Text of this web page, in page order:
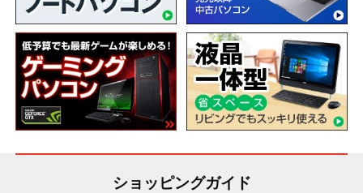
ショッピングガイド